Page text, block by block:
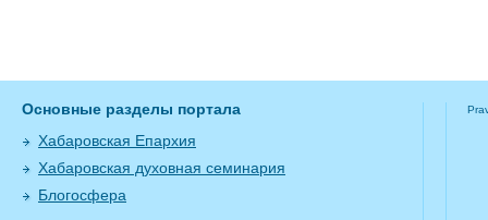
Основные разделы портала
Хабаровская Епархия
Хабаровская духовная семинария
Блогосфера